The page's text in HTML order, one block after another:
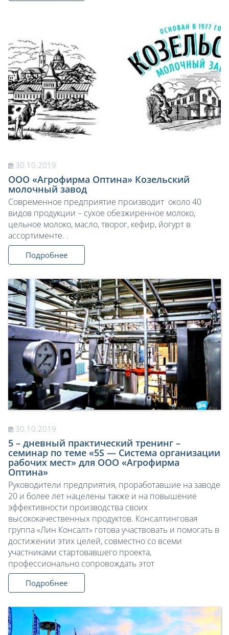
30.10.2019
ООО «Агрофирма Оптина» Козельский
молочный завод
Современное предприятие производит около 40
видов продукции – сухое обезжиренное молоко,
цельное молоко, масло, творог, кефир, йогурт в
ассортименте. .
Подробнее
30.10.2019
5 – дневный практический тренинг –
семинар по теме «5S — Система организации
рабочих мест» для OOО «Агрофирма
Оптина»
Руководители предприятия, проработавшие на заводе
20 и более лет нацелены также и на повышение
эффективности производства своих
высококачественных продуктов. Консалтинговая
группа «Лин Консалт» готова участвовать и помогать в
достижении этих целей, совместно со всеми
участниками стартовавшего проекта,
профессионально сопровождать этот
Подробнее